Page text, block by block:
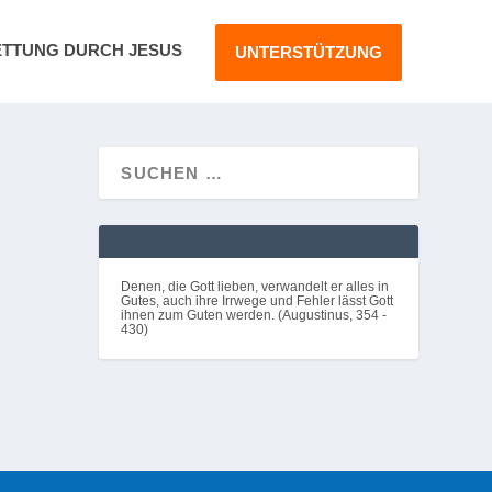
DURCH JESUS UNTERSTÜTZUNG
Denen, die Gott lieben, verwandelt er alles in
Gutes, auch ihre Irrwege und Fehler lässt Gott
ihnen zum Guten werden. (Augustinus, 354 -
430)